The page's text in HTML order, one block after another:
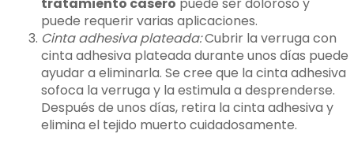
tratamiento casero puede ser doloroso y
puede requerir varias aplicaciones.
Cinta adhesiva plateada:Cubrir la verruga con
cinta adhesiva plateada durante unos días puede
ayudar a eliminarla. Se cree que la cinta adhesiva
sofoca la verruga y la estimula a desprenderse.
Después de unos días, retira la cinta adhesiva y
elimina el tejido muerto cuidadosamente.